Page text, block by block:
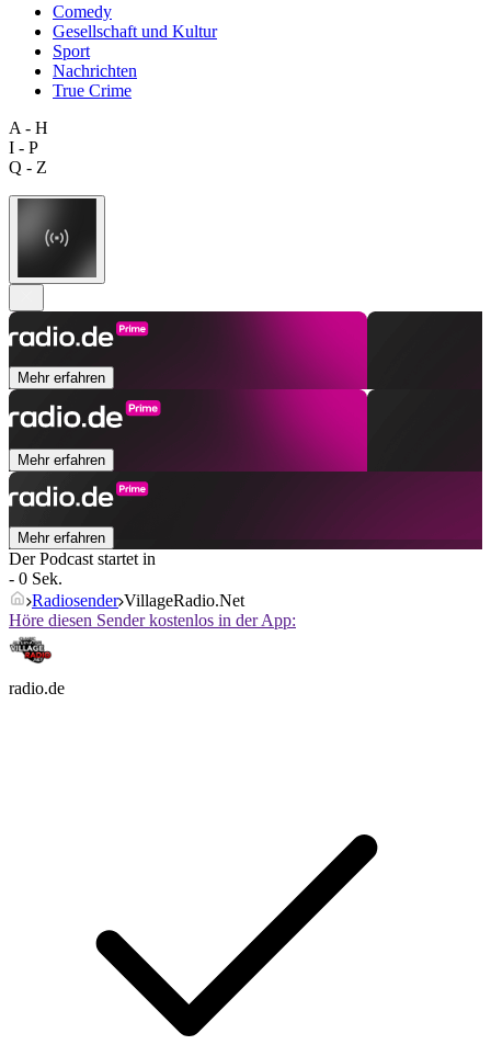
Comedy
Gesellschaft und Kultur
Sport
Nachrichten
True Crime
A - H
I - P
Q - Z
Mehr erfahren
Mehr erfahren
Mehr erfahren
Der Podcast startet in
- 0 Sek.
Radiosender VillageRadio.Net
Höre diesen Sender kostenlos in der App:
radio.de